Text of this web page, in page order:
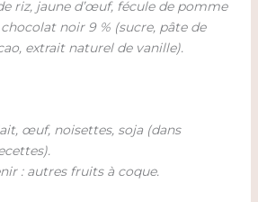
riz, jaune d’œuf, fécule de pomme
noir 9 % (sucre, pâte de
extrait naturel de vanille).
œuf, noisettes, soja (dans
: autres fruits à coque.